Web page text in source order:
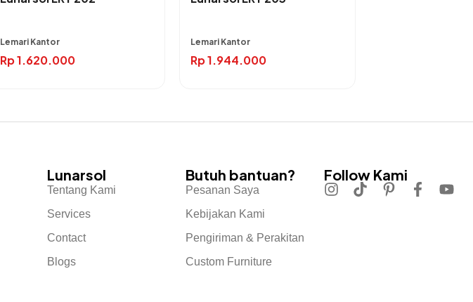
Lemari Kantor
Rp1.620.000
Lemari Kantor
Rp1.944.000
Lunarsol
Tentang Kami
Services
Contact
Blogs
Butuh bantuan?
Pesanan Saya
Kebijakan Kami
Pengiriman & Perakitan
Custom Furniture
Follow Kami